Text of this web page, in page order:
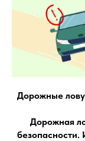
Дорожные
Дорожная